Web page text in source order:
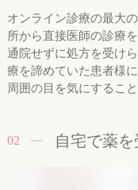
オンライン診療の最大
所から直接医師の診療
通院せずに処方を受け
療を諦めていた患者様
周囲の目を気にするこ
02 自宅で薬